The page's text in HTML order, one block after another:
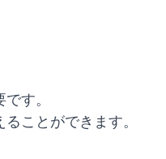
す。
ことができます。